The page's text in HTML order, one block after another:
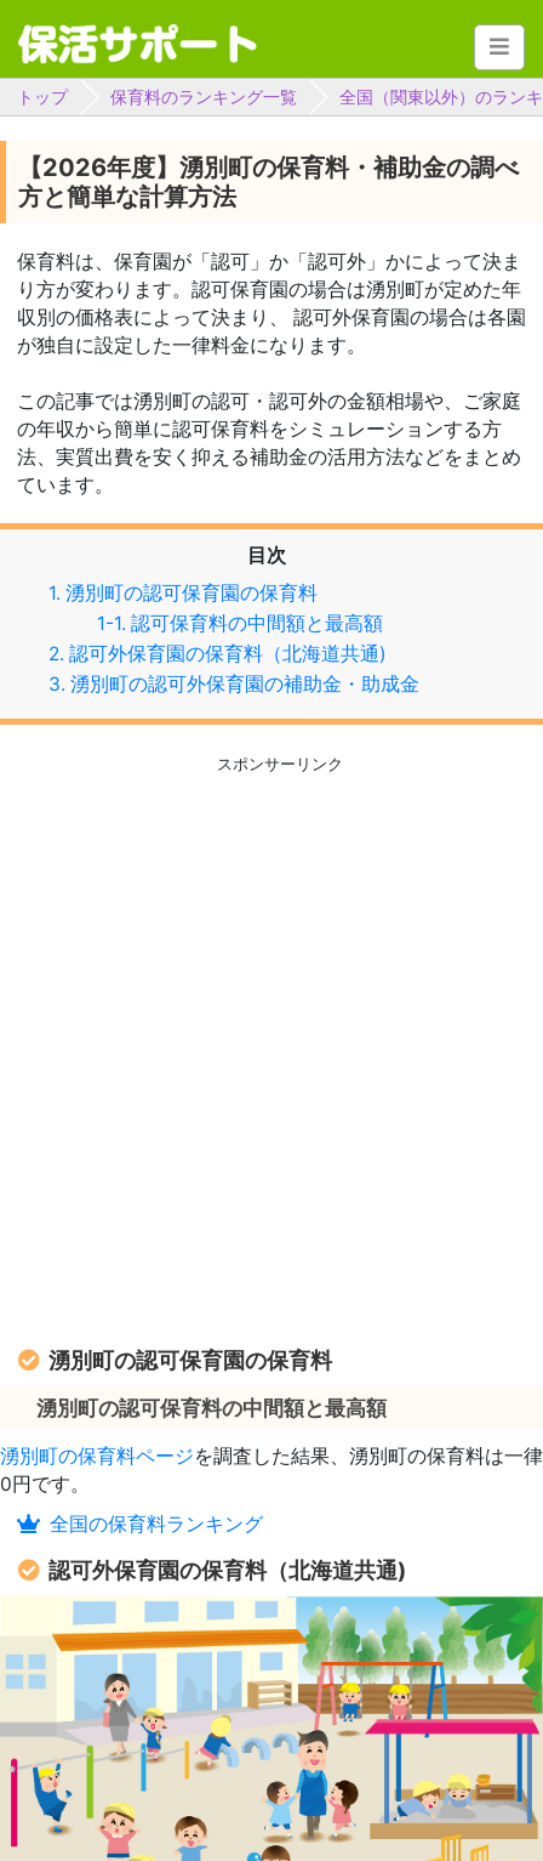
トップ 保育料のランキング一覧 全国（関東以外）のラン
【2026年度】湧別町の保育料・補助金の調べ
方と簡単な計算方法
保育料は、保育園が「認可」か「認可外」かによって決ま
り方が変わります。認可保育園の場合は湧別町が定めた年
収別の価格表によって決まり、 認可外保育園の場合は各園
が独自に設定した一律料金になります。
この記事では湧別町の認可・認可外の金額相場や、ご家庭
の年収から簡単に認可保育料をシミュレーションする方
法、実質出費を安く抑える補助金の活用方法などをまとめ
ています。
目次
1. 湧別町の認可保育園の保育料
1-1. 認可保育料の中間額と最高額
2. 認可外保育園の保育料（北海道共通)
3. 湧別町の認可外保育園の補助金・助成金
スポンサーリンク
湧別町の認可保育園の保育料
湧別町の認可保育料の中間額と最高額
湧別町の保育料ページを調査した結果、湧別町の保育料は一律
0円です。
全国の保育料ランキング
認可外保育園の保育料（北海道共通)